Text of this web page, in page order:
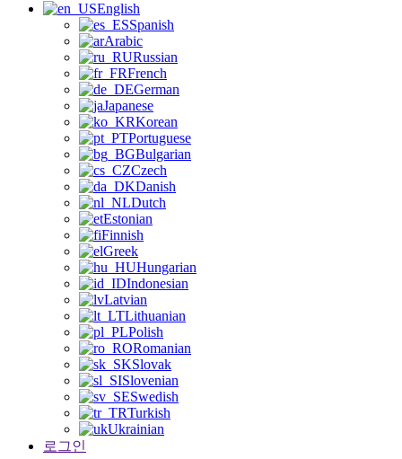
English
Spanish
Arabic
Russian
French
German
Japanese
Korean
Portuguese
Bulgarian
Czech
Danish
Dutch
Estonian
Finnish
Greek
Hungarian
Indonesian
Latvian
Lithuanian
Polish
Romanian
Slovak
Slovenian
Swedish
Turkish
Ukrainian
로그인